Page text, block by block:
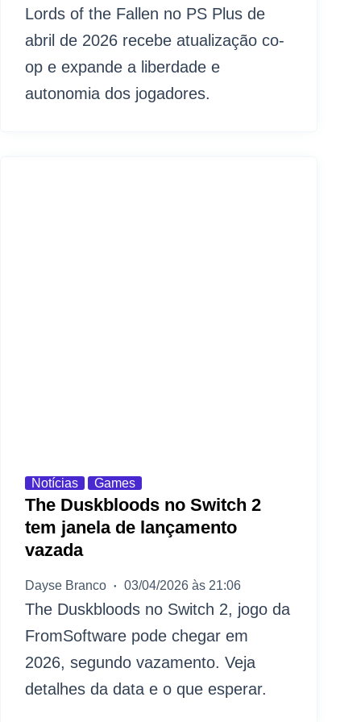
Lords of the Fallen no PS Plus de
abril de 2026 recebe atualização co-
op e expande a liberdade e
autonomia dos jogadores.
Notícias Games
The Duskbloods no Switch 2
tem janela de lançamento
vazada
Dayse Branco 03/04/2026 às 21:06
The Duskbloods no Switch 2, jogo da
FromSoftware pode chegar em
2026, segundo vazamento. Veja
detalhes da data e o que esperar.